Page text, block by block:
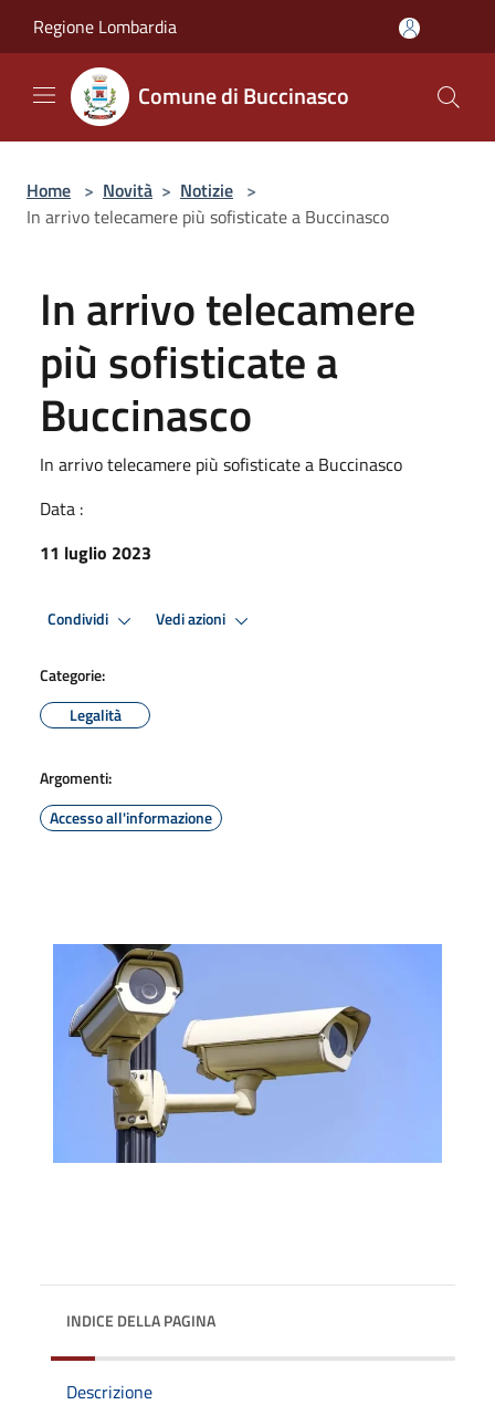
Regione Lombardia
Comune di Buccinasco
Home > Novità > Notizie >
In arrivo telecamere più sofisticate a Buccinasco
In arrivo telecamere
più sofisticate a
Buccinasco
In arrivo telecamere più sofisticate a Buccinasco
Data :
11 luglio 2023
Condividi Vedi azioni
Categorie:
Legalità
Argomenti:
Accesso all'informazione
INDICE DELLA PAGINA
Descrizione